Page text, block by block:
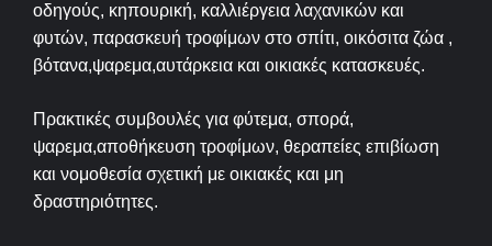
οδηγούς, κηπουρική, καλλιέργεια λαχανικών και
φυτών, παρασκευή τροφίμων στο σπίτι, οικόσιτα ζώα ,
βότανα,ψαρεμα,αυτάρκεια και οικιακές κατασκευές.
Πρακτικές συμβουλές για φύτεμα, σπορά,
ψαρεμα,αποθήκευση τροφίμων, θεραπείες επιβίωση
και νομοθεσία σχετική με οικιακές και μη
δραστηριότητες.